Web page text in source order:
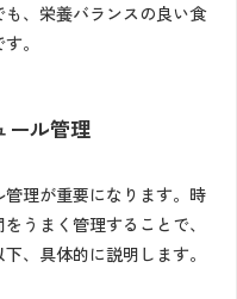
、栄養バランスの良い食
。
ール管理
理が重要になります。時
うまく管理することで、
、具体的に説明します。